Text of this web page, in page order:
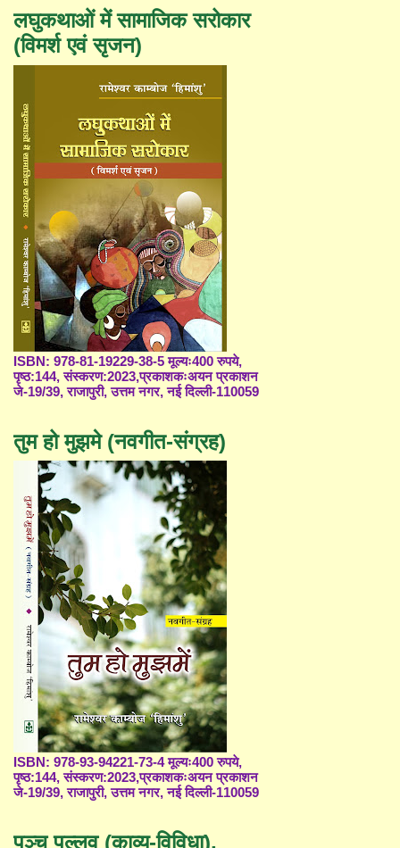
लघुकथाओं में सामाजिक सरोकार
(विमर्श एवं सृजन)
ISBN: 978-81-19229-38-5 मूल्यः400 रुपये,
पृष्ठ:144, संस्करण:2023,प्रकाशकःअयन प्रकाशन
जे-19/39, राजापुरी, उत्तम नगर, नई दिल्ली-110059
तुम हो मुझमे (नवगीत-संग्रह)
ISBN: 978-93-94221-73-4 मूल्यः400 रुपये,
पृष्ठ:144, संस्करण:2023,प्रकाशकःअयन प्रकाशन
जे-19/39, राजापुरी, उत्तम नगर, नई दिल्ली-110059
पञ्च पल्लव (काव्य-विविधा),